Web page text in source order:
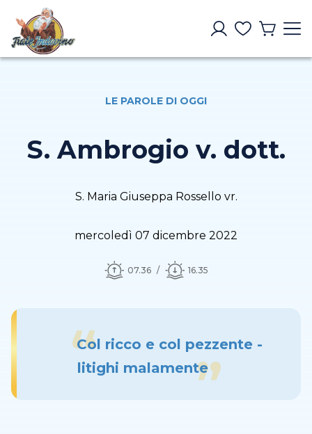
LE PAROLE DI OGGI
S. Ambrogio v. dott.
S. Maria Giuseppa Rossello vr.
mercoledì 07 dicembre 2022
07.36 16.35
Col ricco e col pezzente -
litighi malamente